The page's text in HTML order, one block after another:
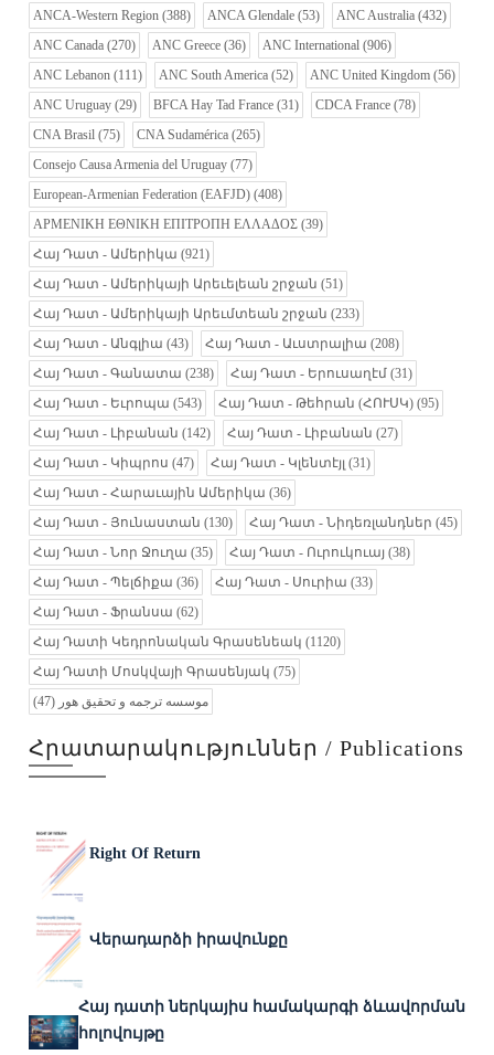
ANCA-Western Region (388) ANCA Glendale (53) ANC Australia (432)
ANC Canada (270) ANC Greece (36) ANC International (906)
ANC Lebanon (111) ANC South America (52) ANC United Kingdom (56)
ANC Uruguay (29) BFCA Hay Tad France (31) CDCA France (78)
CNA Brasil (75) CNA Sudamérica (265)
Consejo Causa Armenia del Uruguay (77)
European-Armenian Federation (EAFJD) (408)
ΑΡΜΕΝΙΚΗ ΕΘΝΙΚΗ ΕΠΙΤΡΟΠΗ ΕΛΛΑΔΟΣ (39)
Հայ Դատ - Ամերիկա (921)
Հայ Դատ - Ամերիկայի Արեւելեան շրջան (51)
Հայ Դատ - Ամերիկայի Արեւմտեան շրջան (233)
Հայ Դատ - Անգլիա (43) Հայ Դատ - Աւստրալիա (208)
Հայ Դատ - Գանատա (238) Հայ Դատ - Երուսաղէմ (31)
Հայ Դատ - Եւրոպա (543) Հայ Դատ - Թեհրան (ՀՈՒՍԿ) (95)
Հայ Դատ - Լիբանան (142) Հայ Դատ - Լիբանան (27)
Հայ Դատ - Կիպրոս (47) Հայ Դատ - Կլենտէյլ (31)
Հայ Դատ - Հարաւային Ամերիկա (36)
Հայ Դատ - Յունաստան (130) Հայ Դատ - Նիդեռլանդներ (45)
Հայ Դատ - Նոր Ջուղա (35) Հայ Դատ - Ուրուկուայ (38)
Հայ Դատ - Պելճիքա (36) Հայ Դատ - Սուրիա (33)
Հայ Դատ - Ֆրանսա (62)
Հայ Դատի Կեդրոնական Գրասենեակ (1120)
Հայ Դատի Մոսկվայի Գրասենյակ (75)
موسسه ترجمه و تحقیق هور (47)
Հրատարակություններ / Publications
Right Of Return
Վերադարձի իրավունքը
Հայ դատի ներկայիս համակարգի ձևավորման
հոլովույթը